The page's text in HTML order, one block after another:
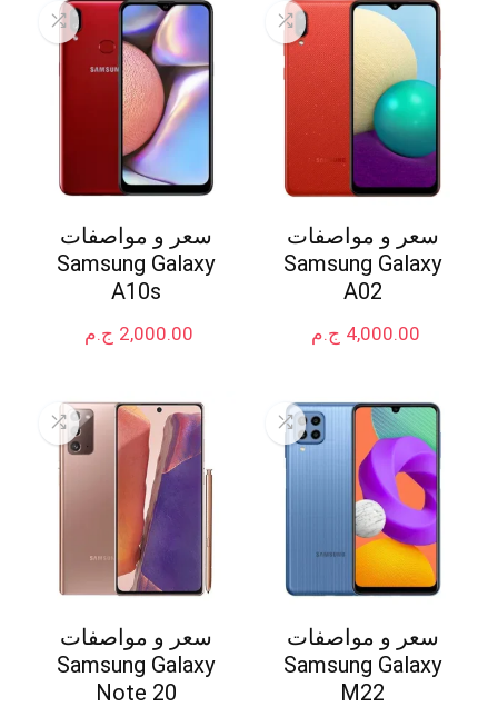
سعر و مواصفات
Samsung Galaxy
A02
ج.م 4,000.00
سعر و مواصفات
Samsung Galaxy
A10s
ج.م 2,000.00
سعر و مواصفات
Samsung Galaxy
M22
سعر و مواصفات
Samsung Galaxy
Note 20